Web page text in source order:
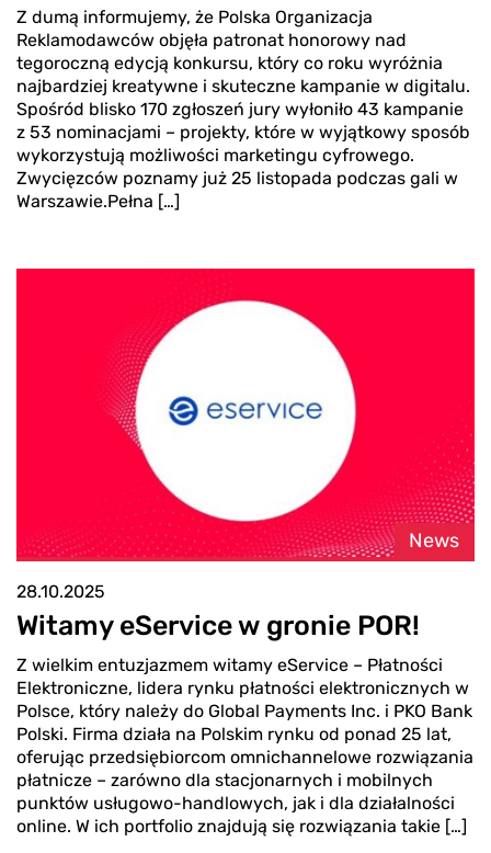
Z dumą informujemy, że Polska Organizacja
Reklamodawców objęła patronat honorowy nad
tegoroczną edycją konkursu, który co roku wyróżnia
najbardziej kreatywne i skuteczne kampanie w digitalu.
Spośród blisko 170 zgłoszeń jury wyłoniło 43 kampanie
z 53 nominacjami – projekty, które w wyjątkowy sposób
wykorzystują możliwości marketingu cyfrowego.
Zwycięzców poznamy już 25 listopada podczas gali w
Warszawie.Pełna […]
News
28.10.2025
Witamy eService w gronie POR!
Z wielkim entuzjazmem witamy eService – Płatności
Elektroniczne, lidera rynku płatności elektronicznych w
Polsce, który należy do Global Payments Inc. i PKO Bank
Polski. Firma działa na Polskim rynku od ponad 25 lat,
oferując przedsiębiorcom omnichannelowe rozwiązania
płatnicze – zarówno dla stacjonarnych i mobilnych
punktów usługowo-handlowych, jak i dla działalności
online. W ich portfolio znajdują się rozwiązania takie […]